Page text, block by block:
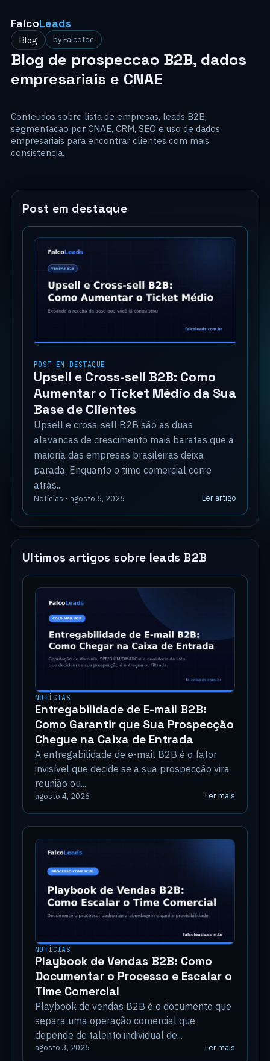
FalcoLeads
Blog by Falcotec
Blog de prospeccao B2B, dados
empresariais e CNAE
Conteudos sobre lista de empresas, leads B2B,
segmentacao por CNAE, CRM, SEO e uso de dados
empresariais para encontrar clientes com mais
consistencia.
Post em destaque
POST EM DESTAQUE
Upsell e Cross-sell B2B: Como
Aumentar o Ticket Médio da Sua
Base de Clientes
Upsell e cross-sell B2B são as duas
alavancas de crescimento mais baratas que a
maioria das empresas brasileiras deixa
parada. Enquanto o time comercial corre
atrás...
Notícias - agosto 5, 2026 Ler artigo
Ultimos artigos sobre leads B2B
NOTÍCIAS
Entregabilidade de E-mail B2B:
Como Garantir que Sua Prospecção
Chegue na Caixa de Entrada
A entregabilidade de e-mail B2B é o fator
invisível que decide se a sua prospecção vira
reunião ou...
agosto 4, 2026 Ler mais
NOTÍCIAS
Playbook de Vendas B2B: Como
Documentar o Processo e Escalar o
Time Comercial
Playbook de vendas B2B é o documento que
separa uma operação comercial que
depende de talento individual de...
agosto 3, 2026 Ler mais